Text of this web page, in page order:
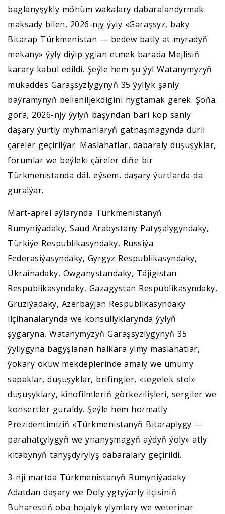
baglanyşykly möhüm wakalary dabaralandyrmak
maksady bilen, 2026-njy ýyly «Garaşsyz, baky
Bitarap Türkmenistan — bedew batly at-myradyň
mekany» ýyly diýip yglan etmek barada Mejlisiň
karary kabul edildi. Şeýle hem şu ýyl Watanymyzyň
mukaddes Garaşsyzlygynyň 35 ýyllyk şanly
baýramynyň belleniljekdigini nygtamak gerek. Şoňa
görä, 2026-njy ýylyň başyndan bäri köp sanly
daşary ýurtly myhmanlaryň gatnaşmagynda dürli
çäreler geçirilýär. Maslahatlar, dabaraly duşuşyklar,
forumlar we beýleki çäreler diňe bir
Türkmenistanda däl, eýsem, daşary ýurtlarda-da
guralýar.
Mart-aprel aýlarynda Türkmenistanyň
Rumyniýadaky, Saud Arabystany Patyşalygyndaky,
Türkiýe Respublikasyndaky, Russiýa
Federasiýasyndaky, Gyrgyz Respublikasyndaky,
Ukrainadaky, Owganystandaky, Täjigistan
Respublikasyndaky, Gazagystan Respublikasyndaky,
Gruziýadaky, Azerbaýjan Respublikasyndaky
ilçihanalarynda we konsullyklarynda ýylyň
şygaryna, Watanymyzyň Garaşsyzlygynyň 35
ýyllygyna bagyşlanan halkara ylmy maslahatlar,
ýokary okuw mekdeplerinde amaly we umumy
sapaklar, duşuşyklar, brifingler, «tegelek stol»
duşuşyklary, kinofilmleriň görkezilişleri, sergiler we
konsertler guraldy. Şeýle hem hormatly
Prezidentimiziň «Türkmenistanyň Bitaraplygy —
parahatçylygyň we ynanyşmagyň aýdyň ýoly» atly
kitabynyň tanyşdyrylyş dabaralary geçirildi.
3-nji martda Türkmenistanyň Rumyniýadaky
Adatdan daşary we Doly ygtyýarly ilçisiniň
Buharestiň oba hojalyk ylymlary we weterinar